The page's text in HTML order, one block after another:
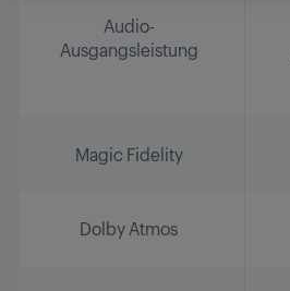
Audio-
Ausgangsleistung
Magic Fidelity
Dolby Atmos